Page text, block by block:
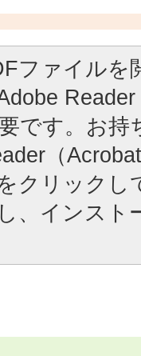
ファイルを
Adobe
です。お持
（
クリックし
、インスト